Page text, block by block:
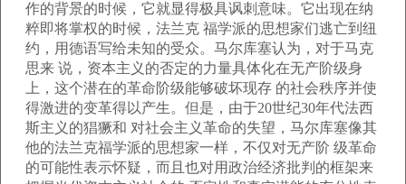
作的背景的时候，它就显得极具讽刺意味。它出现在纳
粹即将掌权的时候，法兰克 福学派的思想家们逃亡到纽
约，用德语写给未知的受众。马尔库塞认为，对于马克
思来 说，资本主义的否定的力量具体化在无产阶级身
上，这个潜在的革命阶级能够破坏现存 的社会秩序并使
得激进的变革得以产生。但是，由于20世纪30年代法西
斯主义的猖獗和 对社会主义革命的失望，马尔库塞像其
他的法兰克福学派的思想家一样，不仅对无产阶 级革命
的可能性表示怀疑，而且也对用政治经济批判的框架来